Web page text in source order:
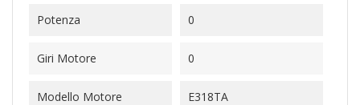
Potenza 0
Giri Motore 0
Modello Motore E318TA